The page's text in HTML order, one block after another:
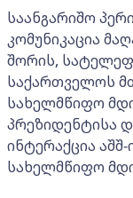
საანგარიშო
კომუნიკაცია
შორის,
საქართველოს
სახელმწიფო
პრეზიდენტისა
ინტერაქცია
სახელმწიფო